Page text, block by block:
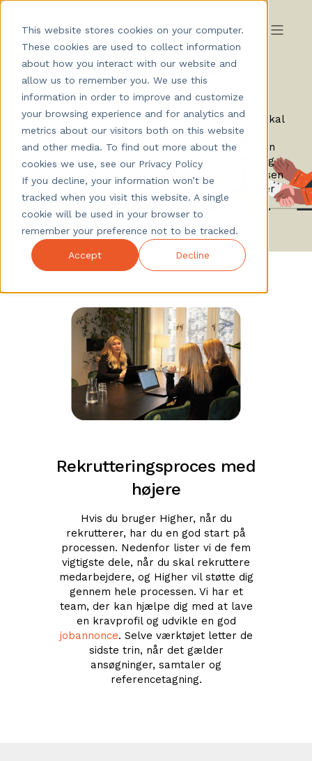
This website stores cookies on your computer.
These cookies are used to collect information
about how you interact with our website and
allow us to remember you. We use this
information in order to improve and customize
your browsing experience and for analytics and
metrics about our visitors both on this website
and other media. To find out more about the
cookies we use, see our Privacy Policy
If you decline, your information won’t be
tracked when you visit this website. A single
cookie will be used in your browser to
remember your preference not to be tracked.
Accept Decline
Rekrutteringsproces
Uanset om du samarbejder med et
rekrutteringsbureau eller rekrutterer internt, skal
du have en gennemtænkt rekrutteringsproces.
Men hvor skal man starte, og hvordan skal man
gribe det an? Hvis du starter med at spørge dig
selv, hvad er rekruttering? - Jo, det er processen
med at tiltrække og ansætte personale og/eller
ekspertise.
Rekrutteringsproces med
højere
Hvis du bruger Higher, når du
rekrutterer, har du en god start på
processen. Nedenfor lister vi de fem
vigtigste dele, når du skal rekruttere
medarbejdere, og Higher vil støtte dig
gennem hele processen. Vi har et
team, der kan hjælpe dig med at lave
en kravprofil og udvikle en god
jobannonce. Selve værktøjet letter de
sidste trin, når det gælder
ansøgninger, samtaler og
referencetagning.